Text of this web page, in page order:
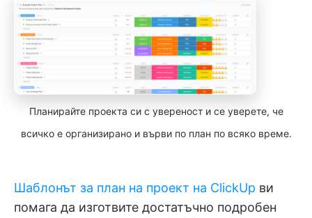
Планирайте проекта си с увереност и се уверете, че
всичко е организирано и върви по план по всяко време.
Шаблонът за план на проект на ClickUp ви
помага да изготвите достатъчно подробен